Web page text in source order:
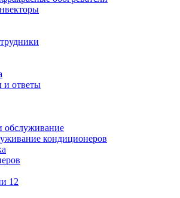
и ответы
обслуживание
кондиционеров
12